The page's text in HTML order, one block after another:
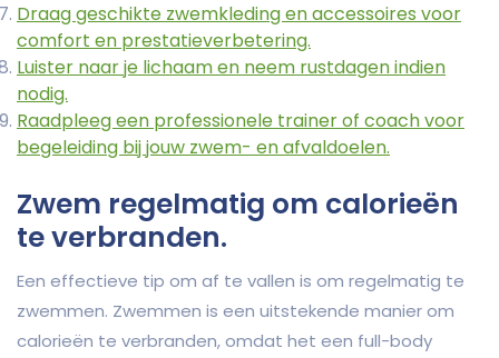
Draag geschikte zwemkleding en accessoires voor
comfort en prestatieverbetering.
Luister naar je lichaam en neem rustdagen indien
nodig.
Raadpleeg een professionele trainer of coach voor
begeleiding bij jouw zwem- en afvaldoelen.
Zwem regelmatig om calorieën
te verbranden.
Een effectieve tip om af te vallen is om regelmatig te
zwemmen. Zwemmen is een uitstekende manier om
calorieën te verbranden, omdat het een full-body